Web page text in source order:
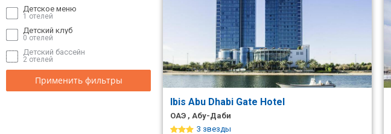
Детское меню
1 отелей
Детский клуб
0 отелей
Детский бассейн
2 отелей
Применить фильтры
Ibis Abu Dhabi Gate Hotel
ОАЭ , Абу-Даби
3 звезды